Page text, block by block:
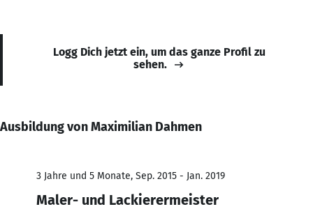
Logg Dich jetzt ein, um das ganze Profil zu
sehen.
Ausbildung von Maximilian Dahmen
3 Jahre und 5 Monate, Sep. 2015 - Jan. 2019
Maler- und Lackierermeister